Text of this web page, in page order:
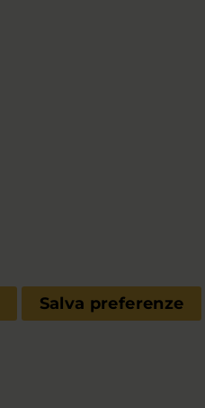
Salva preferenze